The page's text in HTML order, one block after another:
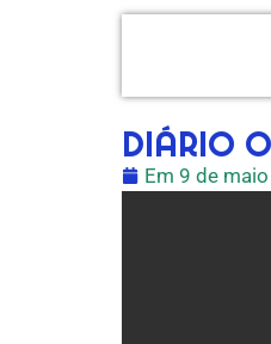
Diário
Em 9 de